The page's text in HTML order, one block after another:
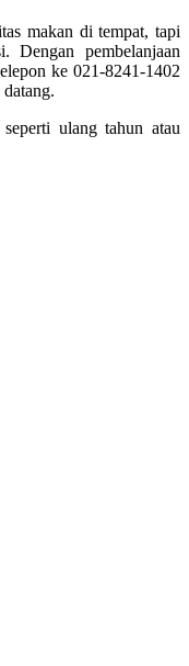
makan di tempat, tapi
Dengan pembelanjaan
ke 021-8241-1402
ulang tahun atau